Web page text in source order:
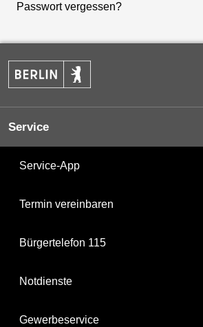
Passwort vergessen?
Service
Service-App
Termin vereinbaren
Bürgertelefon 115
Notdienste
Gewerbeservice